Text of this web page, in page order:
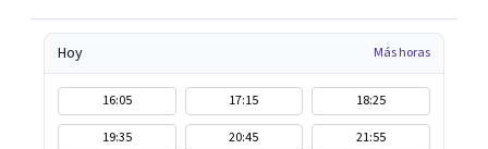
Hoy Más horas
16:05 17:15
18:25
19:35
20:45 21:55